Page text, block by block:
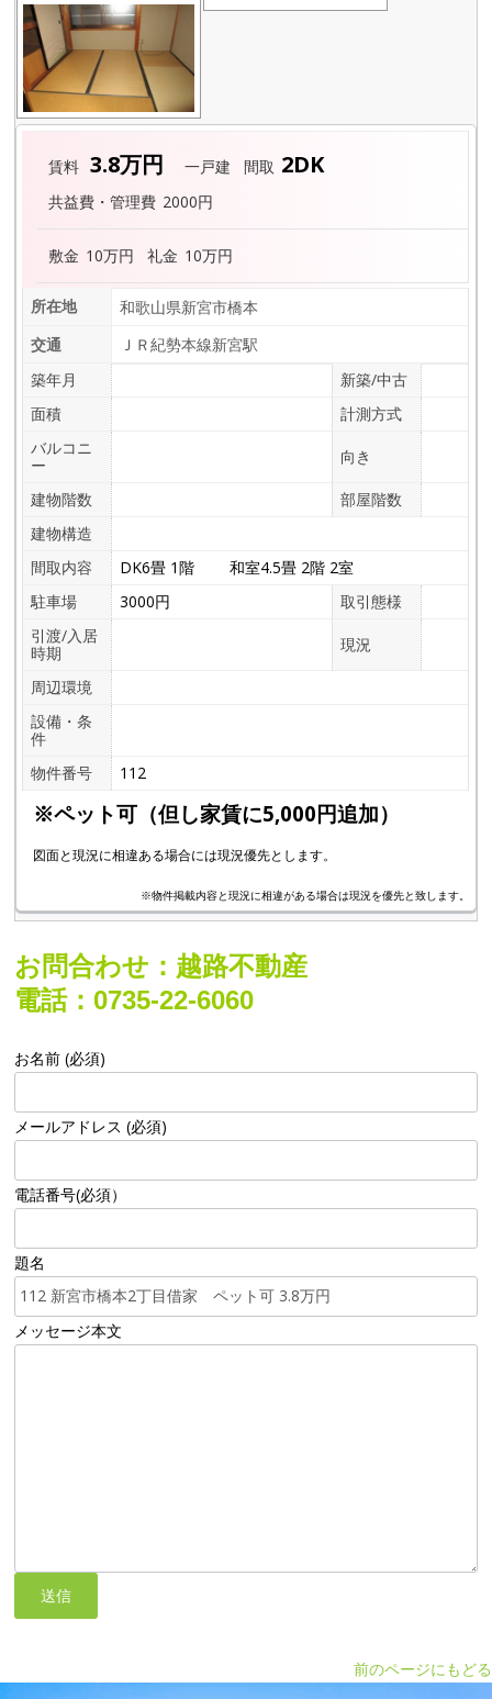
賃料 3.8万円 一戸建 間取 2DK
共益費・管理費 2000円
敷金 10万円 礼金 10万円
所在地
和歌山県新宮市橋本
交通
ＪＲ紀勢本線新宮駅
築年月
新築/中古
面積
計測方式
バルコニ
ー
向き
建物階数
部屋階数
建物構造
間取内容
DK6畳 1階 和室4.5畳 2階 2室
駐車場
3000円
取引態様
引渡/入居
時期
現況
周辺環境
設備・条
件
物件番号
112
※ペット可（但し家賃に5,000円追加）
図面と現況に相違ある場合には現況優先とします。
※物件掲載内容と現況に相違がある場合は現況を優先と致します。
お問合わせ：越路不動産
電話：0735-22-6060
お名前 (必須)
メールアドレス (必須)
電話番号(必須）
題名
メッセージ本文
前のページにもどる